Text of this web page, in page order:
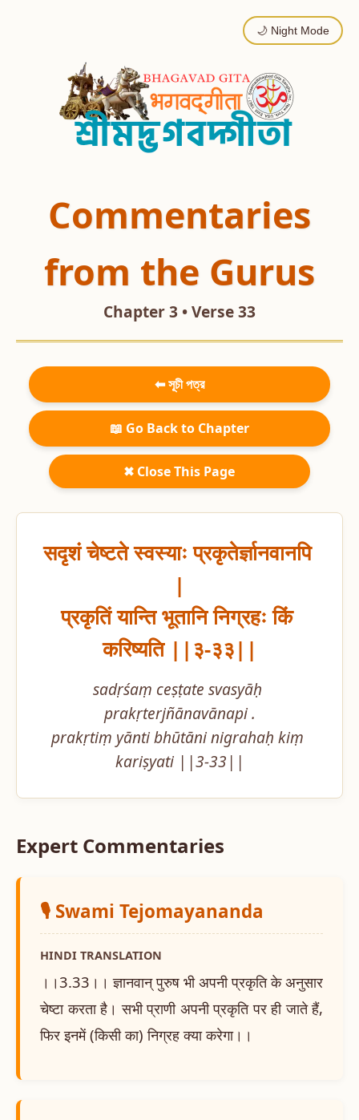
🌙 Night Mode
Commentaries
from the Gurus
Chapter 3 • Verse 33
⬅ সূচী পত্র
📖 Go Back to Chapter
✖ Close This Page
सदृशं चेष्टते स्वस्याः प्रकृतेर्ज्ञानवानपि
|
प्रकृतिं यान्ति भूतानि निग्रहः किं
करिष्यति ||३-३३||
sadṛśaṃ ceṣṭate svasyāḥ
prakṛterjñānavānapi .
prakṛtiṃ yānti bhūtāni nigrahaḥ kiṃ
kariṣyati ||3-33||
Expert Commentaries
🎙️ Swami Tejomayananda
HINDI TRANSLATION
।।3.33।। ज्ञानवान् पुरुष भी अपनी प्रकृति के अनुसार
चेष्टा करता है। सभी प्राणी अपनी प्रकृति पर ही जाते हैं,
फिर इनमें (किसी का) निग्रह क्या करेगा।।